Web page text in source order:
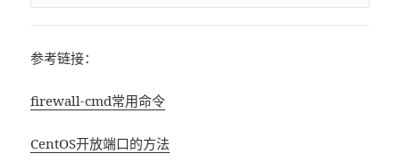
参考链接：
firewall-cmd常用命令
CentOS开放端口的方法